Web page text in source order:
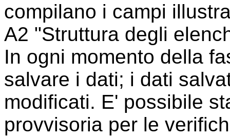
compilano i campi
A2 "Struttura degli
In ogni momento della
salvare i dati; i dati
modificati. E' possibile
provvisoria per le